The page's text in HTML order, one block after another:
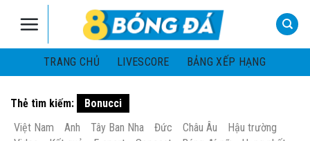
TRANG CHỦ
LIVESCORE BẢNG XẾP HẠNG
Thẻ tìm kiếm:
Bonucci
Việt Nam
Anh Tây Ban Nha Đức Châu Âu
Hậu trường